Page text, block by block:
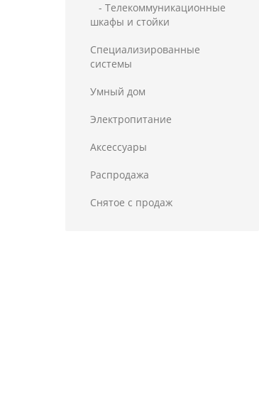
- Телекоммуникационные
шкафы и стойки
Специализированные
системы
Умный дом
Электропитание
Аксессуары
Распродажа
Снятое с продаж